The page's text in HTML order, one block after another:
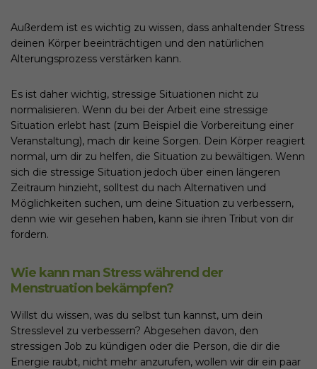
Außerdem ist es wichtig zu wissen, dass anhaltender Stress
deinen Körper beeinträchtigen und den natürlichen
Alterungsprozess verstärken kann.
Es ist daher wichtig, stressige Situationen nicht zu
normalisieren. Wenn du bei der Arbeit eine stressige
Situation erlebt hast (zum Beispiel die Vorbereitung einer
Veranstaltung), mach dir keine Sorgen. Dein Körper reagiert
normal, um dir zu helfen, die Situation zu bewältigen. Wenn
sich die stressige Situation jedoch über einen längeren
Zeitraum hinzieht, solltest du nach Alternativen und
Möglichkeiten suchen, um deine Situation zu verbessern,
denn wie wir gesehen haben, kann sie ihren Tribut von dir
fordern.
Wie kann man Stress während der
Menstruation bekämpfen?
Willst du wissen, was du selbst tun kannst, um dein
Stresslevel zu verbessern? Abgesehen davon, den
stressigen Job zu kündigen oder die Person, die dir die
Energie raubt, nicht mehr anzurufen, wollen wir dir ein paar